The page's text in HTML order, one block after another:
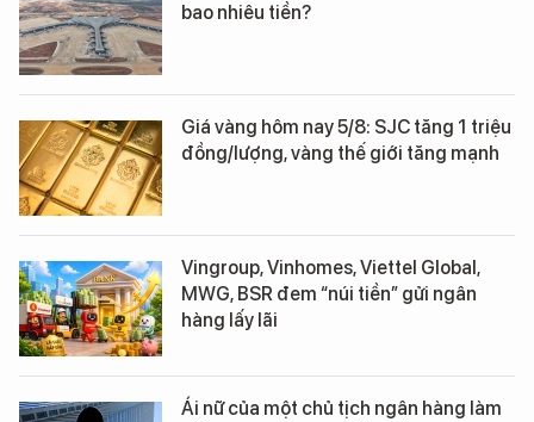
bao nhiêu tiền?
Giá vàng hôm nay 5/8: SJC tăng 1 triệu
đồng/lượng, vàng thế giới tăng mạnh
Vingroup, Vinhomes, Viettel Global,
MWG, BSR đem “núi tiền” gửi ngân
hàng lấy lãi
Ái nữ của một chủ tịch ngân hàng làm